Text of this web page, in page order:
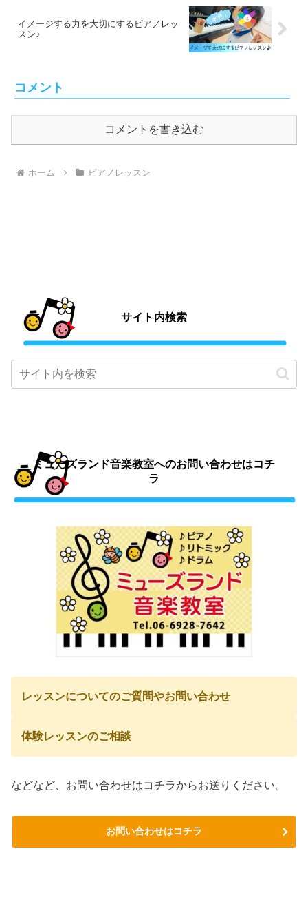
イメージする力を大切にするピアノレッ
スン♪
コメント
コメントを書き込む
ホーム ピアノレッスン
サイト内検索
ミューズランド音楽教室へのお問い合わせはコチ
ラ
レッスンについてのご質問やお問い合わせ
体験レッスンのご相談
などなど、お問い合わせはコチラからお送りください。
お問い合わせはコチラ